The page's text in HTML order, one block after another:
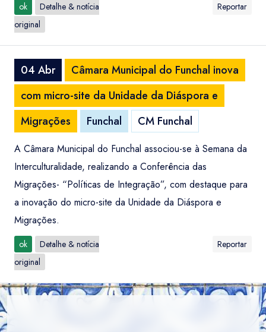
ok
Detalhe & notícia
original
Reportar
04 Abr
Câmara Municipal do Funchal inova
com micro-site da Unidade da Diáspora e
Migrações
Funchal CM Funchal
A Câmara Municipal do Funchal associou-se à Semana da
Interculturalidade, realizando a Conferência das
Migrações- “Políticas de Integração”, com destaque para
a inovação do micro-site da Unidade da Diáspora e
Migrações.
ok
Detalhe & notícia
original
Reportar